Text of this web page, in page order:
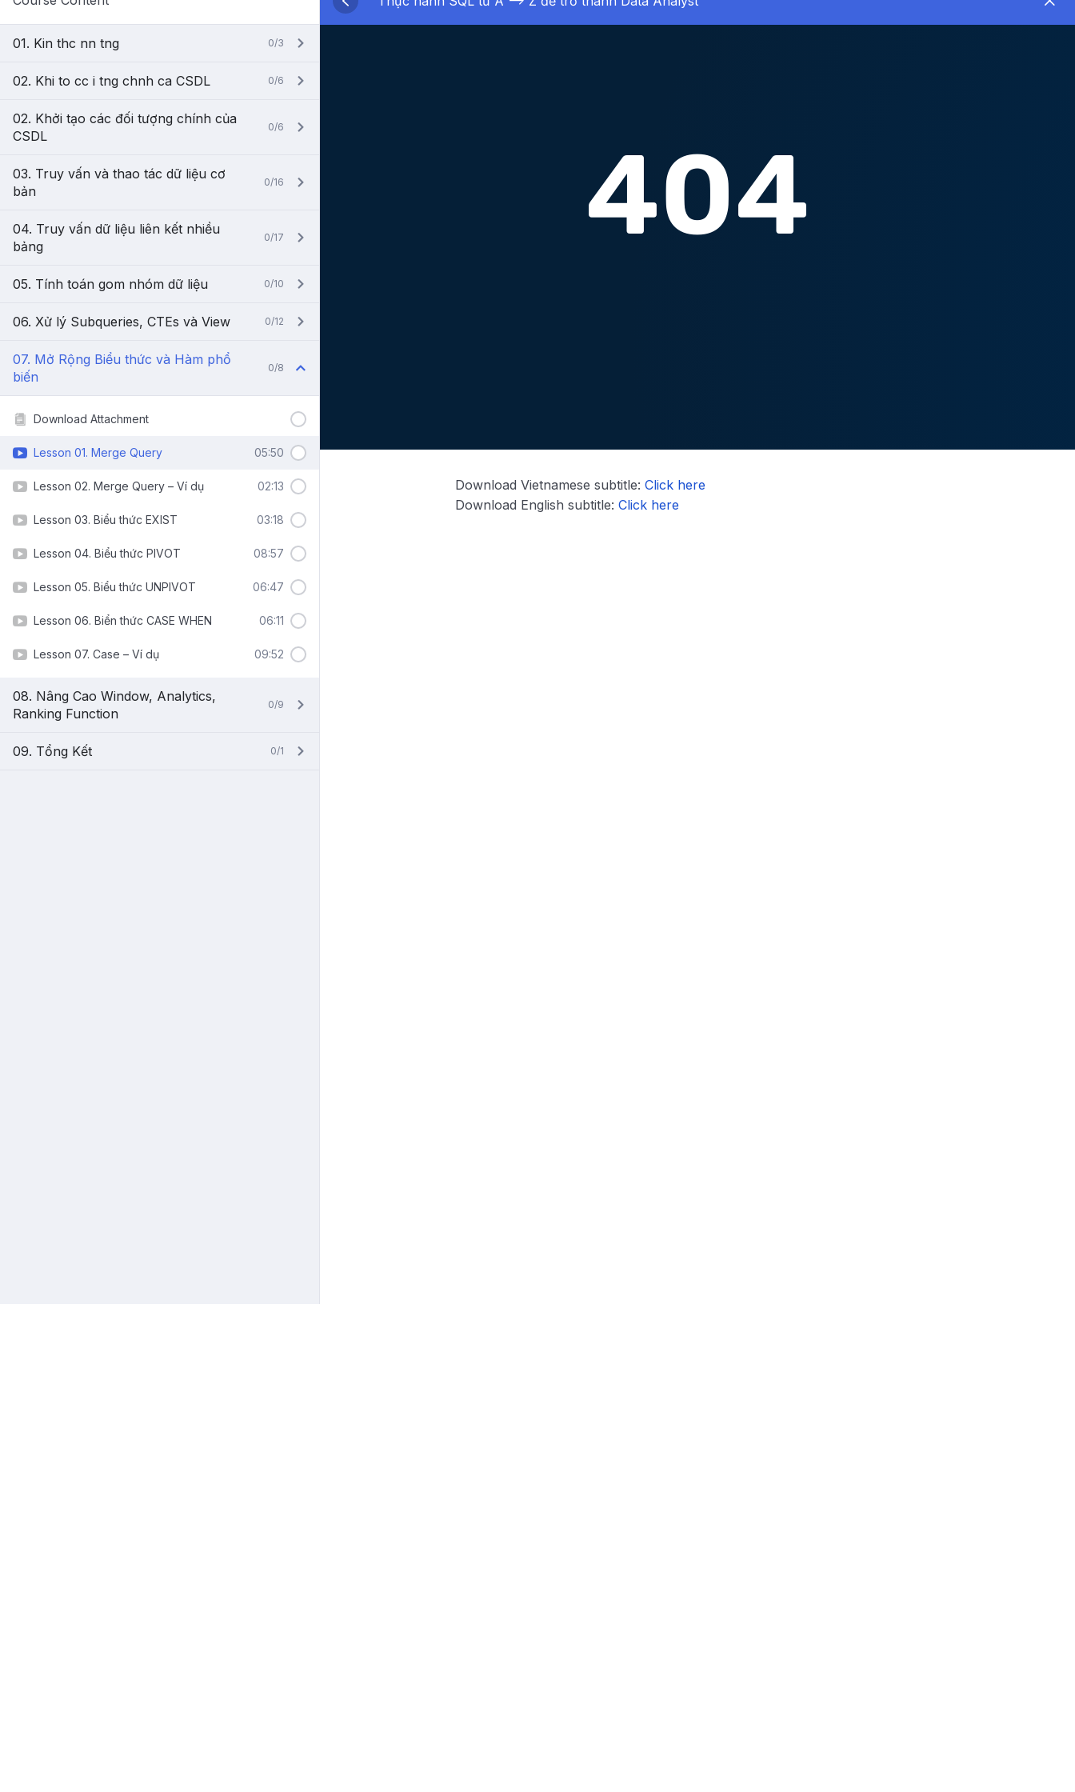
01. Kin thc nn tng 0/3
02. Khi to cc i tng chnh ca CSDL 0/6
02. Khởi tạo các đối tượng chính của
CSDL
0/6
03. Truy vấn và thao tác dữ liệu cơ
bản
0/16
04. Truy vấn dữ liệu liên kết nhiều
bảng
0/17
05. Tính toán gom nhóm dữ liệu 0/10
06. Xử lý Subqueries, CTEs và View 0/12
07. Mở Rộng Biểu thức và Hàm phổ
biến
0/8
Download Attachment
Lesson 01. Merge Query 05:50
Lesson 02. Merge Query – Ví dụ 02:13
Lesson 03. Biểu thức EXIST 03:18
Lesson 04. Biểu thức PIVOT 08:57
Lesson 05. Biểu thức UNPIVOT 06:47
Lesson 06. Biển thức CASE WHEN 06:11
Lesson 07. Case – Ví dụ 09:52
08. Nâng Cao Window, Analytics,
Ranking Function
0/9
09. Tổng Kết 0/1
Download Vietnamese subtitle:Click here
Download English subtitle:Click here